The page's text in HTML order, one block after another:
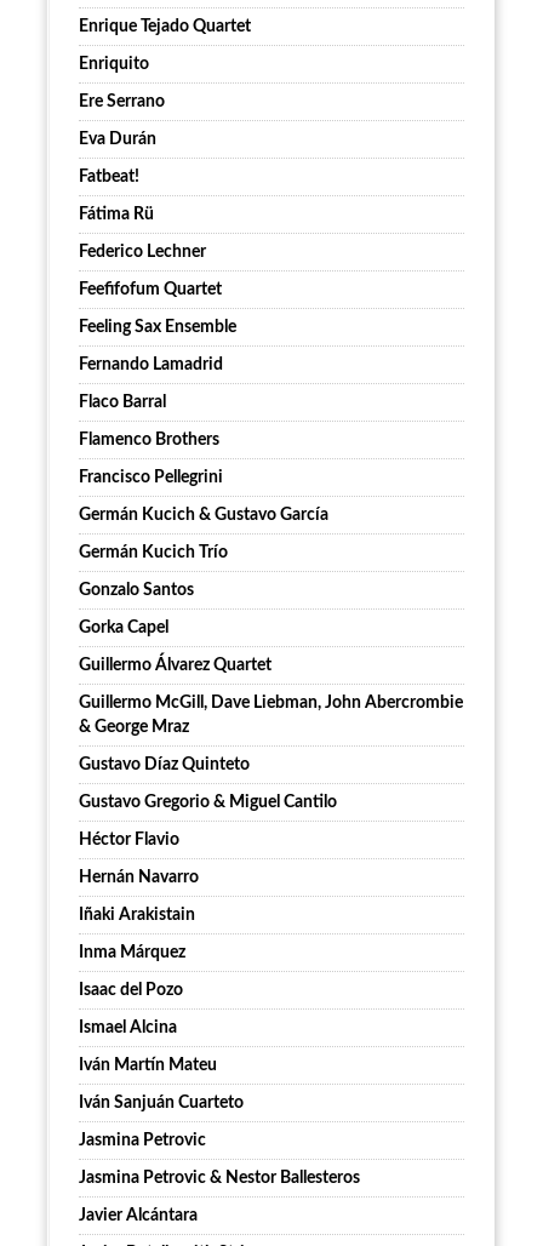
Enrique Tejado Quartet
Enriquito
Ere Serrano
Eva Durán
Fatbeat!
Fátima Rü
Federico Lechner
Feefifofum Quartet
Feeling Sax Ensemble
Fernando Lamadrid
Flaco Barral
Flamenco Brothers
Francisco Pellegrini
Germán Kucich & Gustavo García
Germán Kucich Trío
Gonzalo Santos
Gorka Capel
Guillermo Álvarez Quartet
Guillermo McGill, Dave Liebman, John Abercrombie
& George Mraz
Gustavo Díaz Quinteto
Gustavo Gregorio & Miguel Cantilo
Héctor Flavio
Hernán Navarro
Iñaki Arakistain
Inma Márquez
Isaac del Pozo
Ismael Alcina
Iván Martín Mateu
Iván Sanjuán Cuarteto
Jasmina Petrovic
Jasmina Petrovic & Nestor Ballesteros
Javier Alcántara